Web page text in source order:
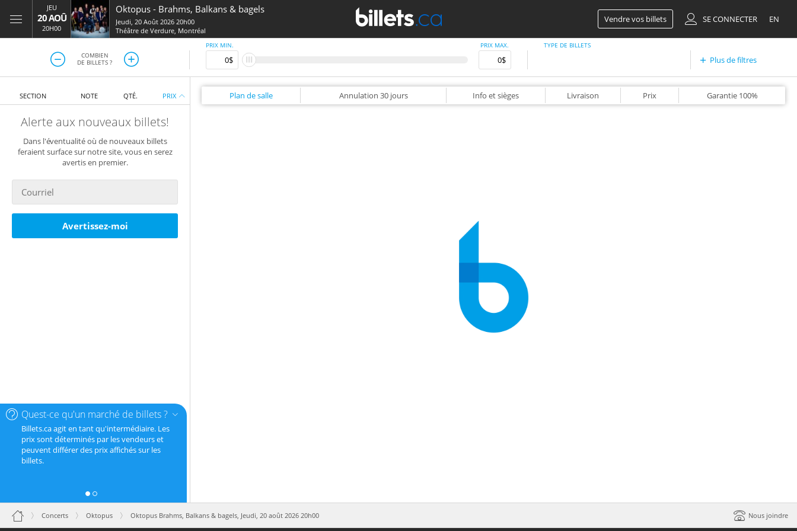
JEU
20 AOÛ
20H00
Oktopus - Brahms, Balkans & bagels
Jeudi, 20 Août 2026 20h00
Théâtre de Verdure, Montréal
Vendre vos billets SE CONNECTER EN
COMBIEN
DE BILLETS ?
PRIX MIN. PRIX MAX. TYPE DE BILLETS
Plus de filtres
Quest-ce qu'un marché de billets ?
Billets.ca agit en tant qu'intermédiaire. Les
prix sont déterminés par les vendeurs et
peuvent différer des prix affichés sur les
billets.
SECTION NOTE QTÉ. PRIX
Alerte aux nouveaux billets!
Dans l'éventualité où de nouveaux billets
feraient surface sur notre site, vous en serez
avertis en premier.
Avertissez-moi
Plan de salle Annulation 30 jours Info et sièges Livraison Prix Garantie 100%
Concerts Oktopus Oktopus Brahms, Balkans & bagels, Jeudi, 20 août 2026 20h00 Nous joindre